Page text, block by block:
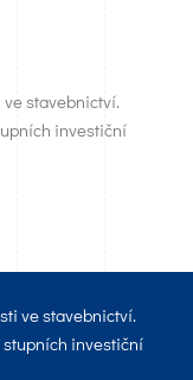
stavebnictví.
investiční
ve stavebnictví.
stupních investiční